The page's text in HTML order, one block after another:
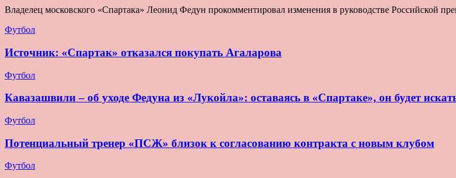
Владелец московского «Спартака» Леонид Федун прокомментировал изменения в руководстве Российской
Футбол
Источник: «Спартак» отказался покупать Агаларова
Футбол
Кавазашвили – об уходе Федуна из «Лукойла»: оставаясь в «Спартаке», он будет
Футбол
Потенциальный тренер «ПСЖ» близок к согласованию контракта с новым клубом
Футбол